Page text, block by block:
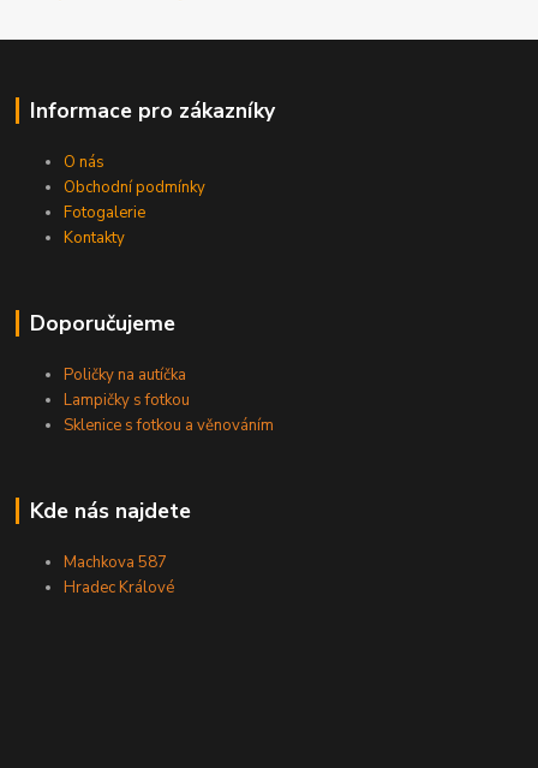
Informace pro zákazníky
O nás
Obchodní podmínky
Fotogalerie
Kontakty
Doporučujeme
Poličky na autíčka
Lampičky s fotkou
Sklenice s fotkou a věnováním
Kde nás najdete
Machkova 587
Hradec Králové